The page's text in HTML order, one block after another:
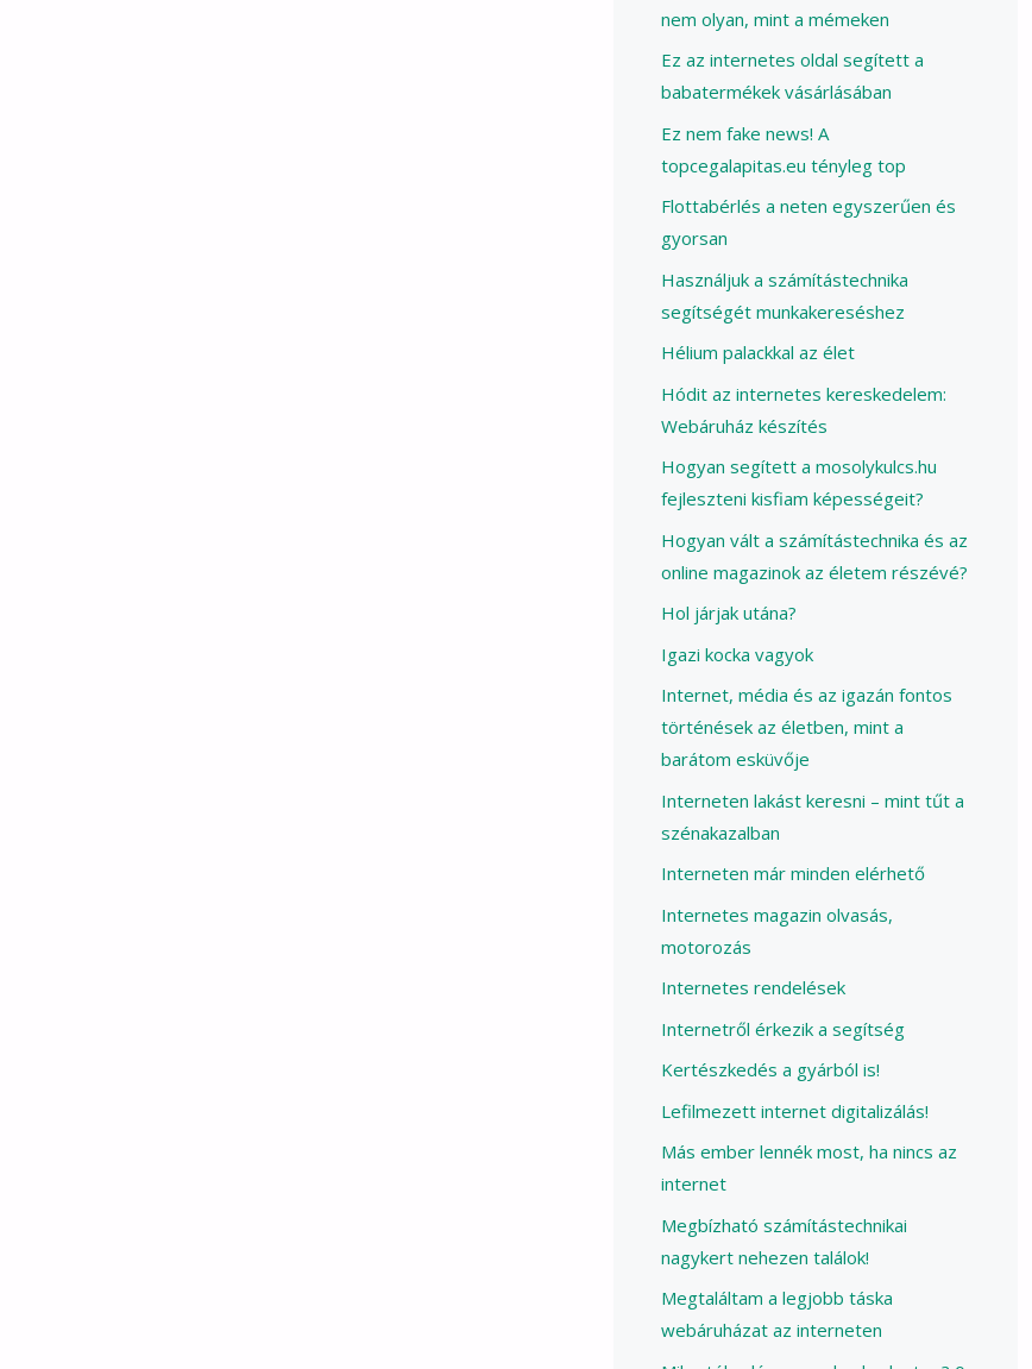
nem olyan, mint a mémeken
Ez az internetes oldal segített a
babatermékek vásárlásában
Ez nem fake news! A
topcegalapitas.eu tényleg top
Flottabérlés a neten egyszerűen és
gyorsan
Használjuk a számítástechnika
segítségét munkakereséshez
Hélium palackkal az élet
Hódit az internetes kereskedelem:
Webáruház készítés
Hogyan segített a mosolykulcs.hu
fejleszteni kisfiam képességeit?
Hogyan vált a számítástechnika és az
online magazinok az életem részévé?
Hol járjak utána?
Igazi kocka vagyok
Internet, média és az igazán fontos
történések az életben, mint a
barátom esküvője
Interneten lakást keresni – mint tűt a
szénakazalban
Interneten már minden elérhető
Internetes magazin olvasás,
motorozás
Internetes rendelések
Internetről érkezik a segítség
Kertészkedés a gyárból is!
Lefilmezett internet digitalizálás!
Más ember lennék most, ha nincs az
internet
Megbízható számítástechnikai
nagykert nehezen találok!
Megtaláltam a legjobb táska
webáruházat az interneten